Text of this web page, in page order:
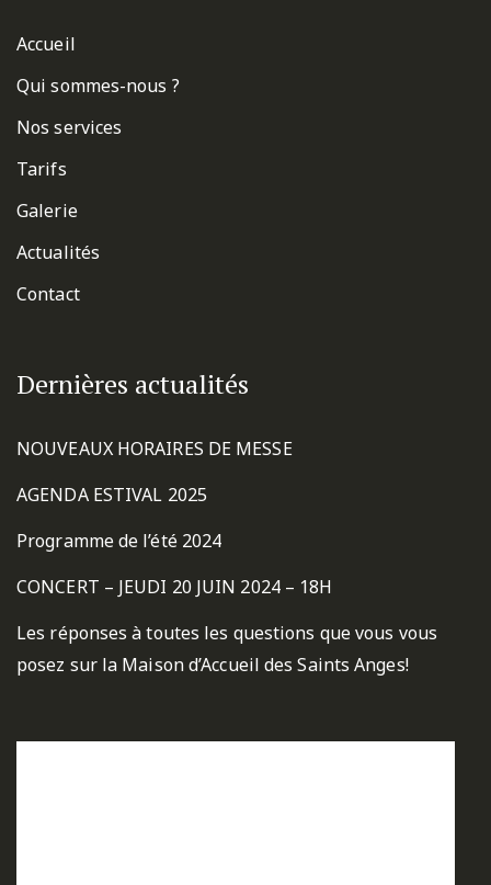
Accueil
Qui sommes-nous ?
Nos services
Tarifs
Galerie
Actualités
Contact
Dernières actualités
NOUVEAUX HORAIRES DE MESSE
AGENDA ESTIVAL 2025
Programme de l’été 2024
CONCERT – JEUDI 20 JUIN 2024 – 18H
Les réponses à toutes les questions que vous vous
posez sur la Maison d’Accueil des Saints Anges!